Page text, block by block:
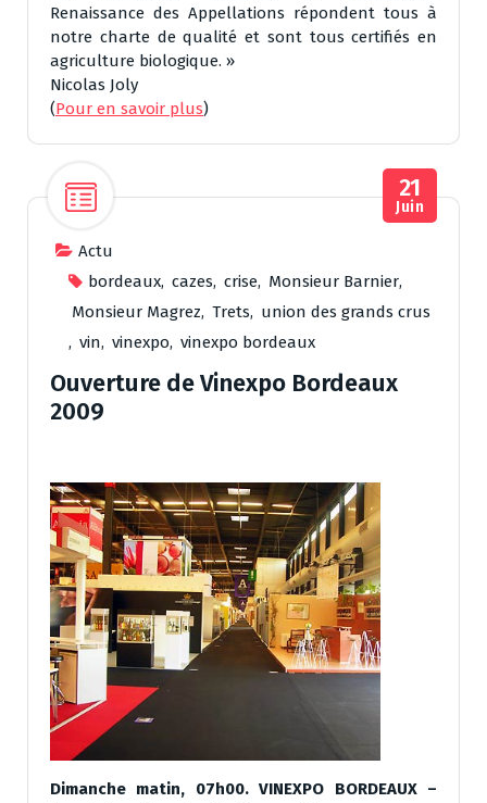
Renaissance des Appellations répondent tous à
notre charte de qualité et sont tous certifiés en
agriculture biologique. »
Nicolas Joly
(Pour en savoir plus)
Actu
bordeaux, cazes, crise, Monsieur Barnier,
Monsieur Magrez, Trets, union des grands crus
, vin, vinexpo, vinexpo bordeaux
21
Juin
Ouverture de Vinexpo Bordeaux
2009
Dimanche matin, 07h00. VINEXPO BORDEAUX –